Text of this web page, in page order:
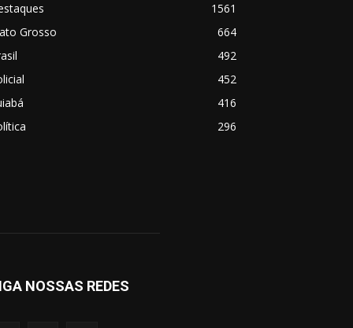
1561
Grosso
664
492
452
416
296
NOSSAS REDES